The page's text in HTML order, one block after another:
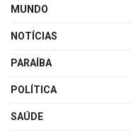
MUNDO
NOTÍCIAS
PARAÍBA
POLÍTICA
SAÚDE